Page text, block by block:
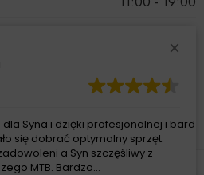
i dzięki profesjonalnej i bardzo
dobrać optymalny sprzęt.
a Syn szczęśliwy z
Bardzo